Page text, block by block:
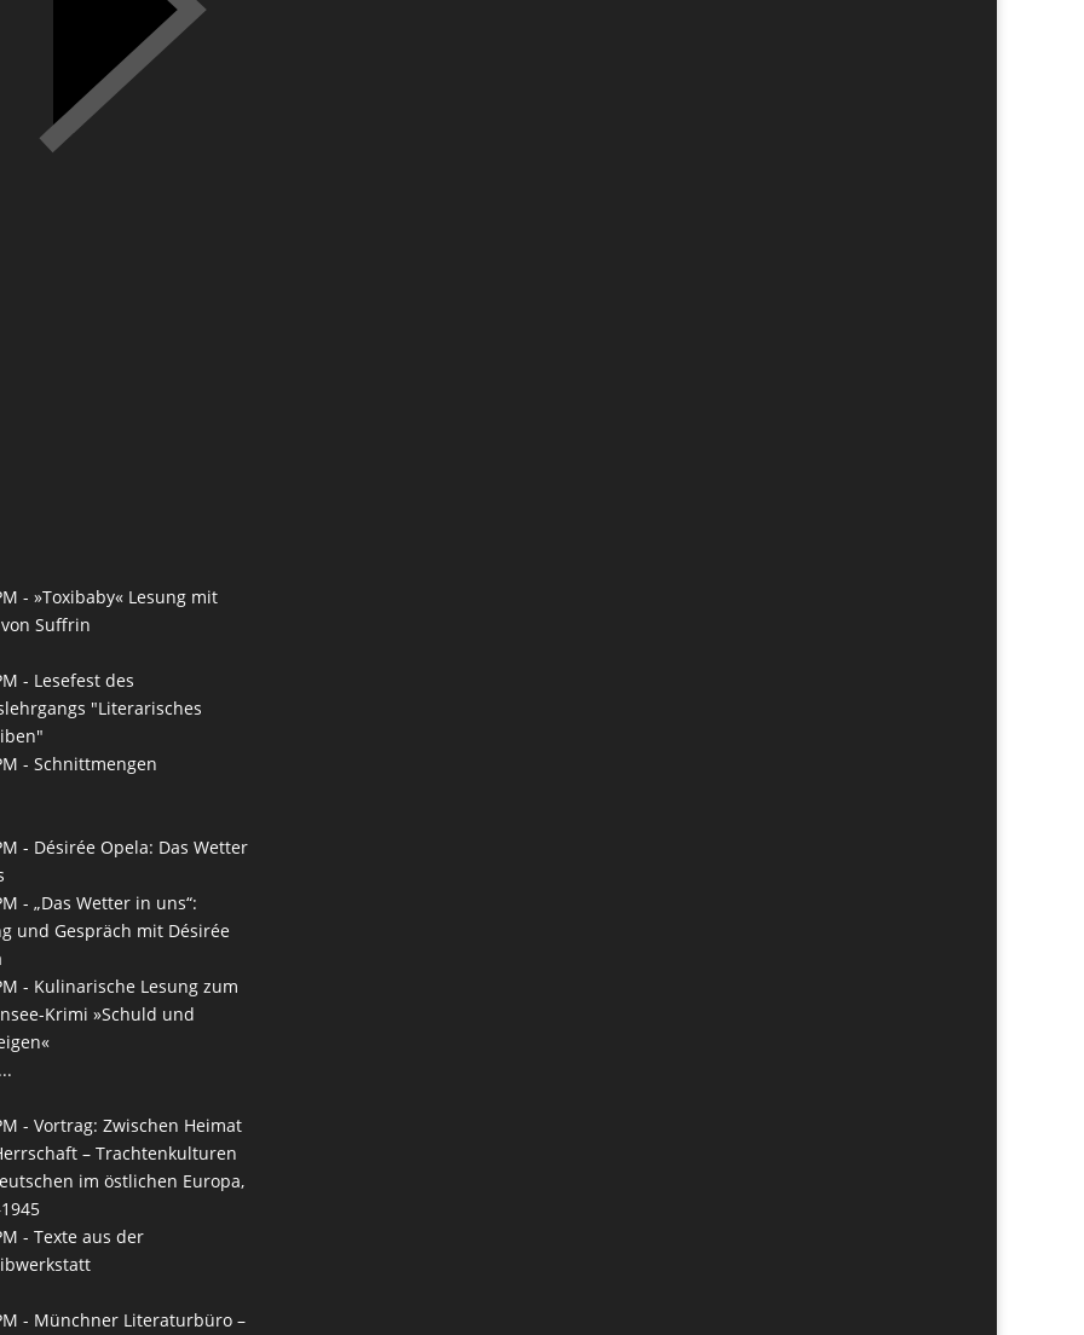
-»Toxibaby« Lesung mit
Suffrin
- Lesefest des
"Literarisches
-Schnittmengen
- Désirée Opela: Das Wetter
-„Das Wetter in uns“:
und Gespräch mit Désirée
- Kulinarische Lesung zum
Krimi »Schuld und
-Vortrag: Zwischen Heimat
– Trachtenkulturen
im östlichen Europa,
-Texte aus der
- Münchner Literaturbüro –